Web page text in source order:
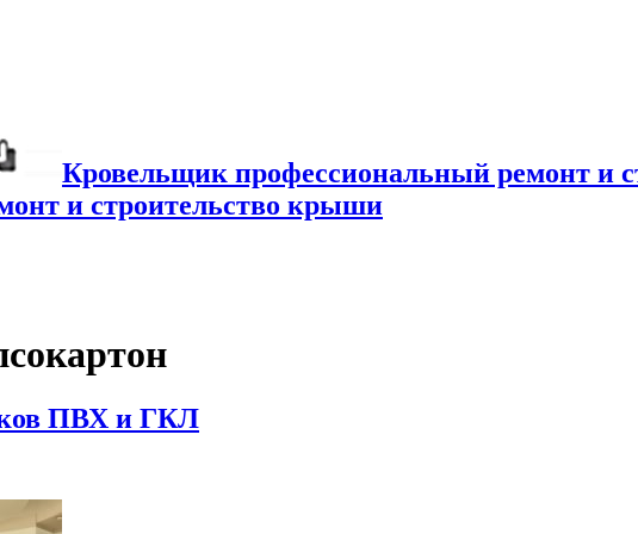
Кровельщик профессиональный ремонт и
и строительство крыши
ПВХ и ГКЛ